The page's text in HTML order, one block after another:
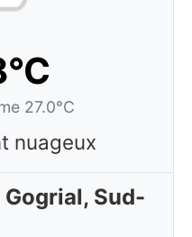
27.0°C
nuageux
Sud-